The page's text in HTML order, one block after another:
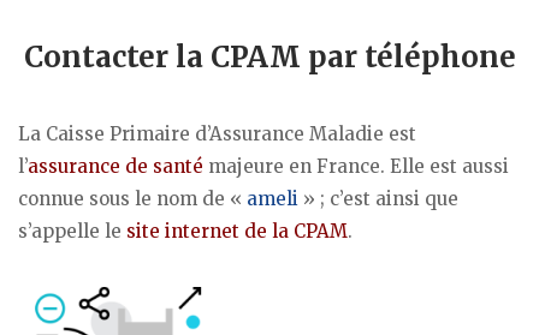
Contacter la CPAM par téléphone
La Caisse Primaire d’Assurance Maladie est
l’assurance de santé majeure en France. Elle est aussi
connue sous le nom de « ameli » ; c’est ainsi que
s’appelle le site internet de la CPAM.